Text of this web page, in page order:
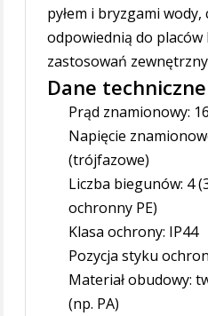
pyłem i bryzgami wody,
odpowiednią do
zastosowań
Dane techniczne
Prąd znamionowy:
Napięcie
(trójfazowe)
Liczba biegunów: 4
ochronny PE)
Klasa ochrony: IP44
Pozycja styku
Materiał obudowy:
(np. PA)